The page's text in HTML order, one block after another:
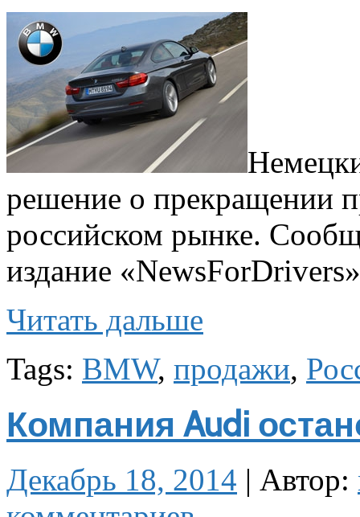
решение о прекращении
российском рынке.
издание
Читать дальше
Tags: BMW, продажи,
Компания Audi
Декабрь 18, 2014 | Автор: